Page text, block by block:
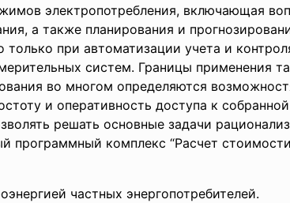
электропотребления, включающая
а также планирования и
при автоматизации учета и
систем. Границы применения
во многом определяются
и оперативность доступа к
решать основные задачи
программный комплекс “Расчет
частных энергопотребителей.